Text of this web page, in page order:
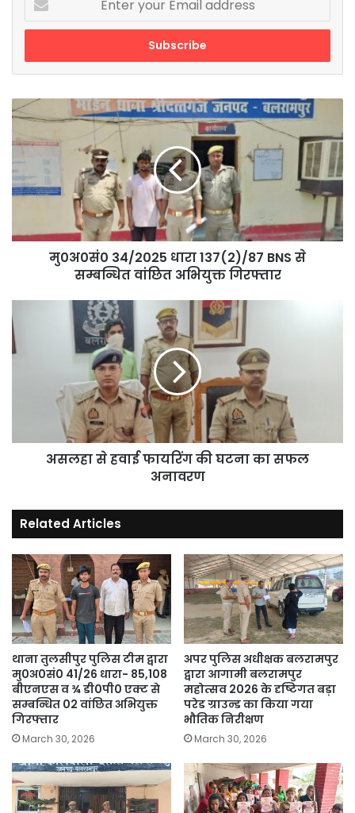
your
Email
मु0अ0सं0
34/2025
धारा
137(2)/87
BNS
से
अभियुक्त
मु0अ0सं0 34/2025 धारा 137(2)/87 BNS से
सम्बन्धित वांछित अभियुक्त गिरफ्तार
से
हवाई
फायरिंग
अनावरण
असलहा से हवाई फायरिंग की घटना का सफल
अनावरण
Related Articles
थाना तुलसीपुर पुलिस टीम द्वारा
मु0अ0सं0 41/26 धारा- 85,108
बीएनएस व ¾ डी0पी0 एक्ट से
सम्बन्धित 02 वांछित अभियुक्त
गिरफ्तार
March 30, 2026
अपर पुलिस अधीक्षक बलरामपुर
द्वारा आगामी बलरामपुर
महोत्सव 2026 के दृष्टिगत बड़ा
परेड ग्राउन्ड का किया गया
भौतिक निरीक्षण
March 30, 2026